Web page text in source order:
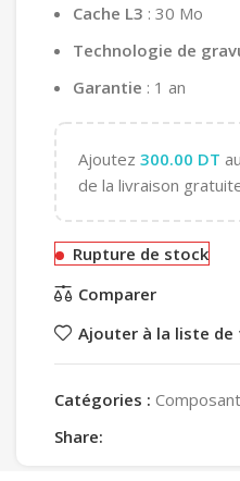
Cache L3 : 30 Mo
Technologie de
Garantie : 1 an
Ajoutez 300.00 DT
de la livraison
Rupture de stock
Comparer
Ajouter à la liste de
Catégories :
Share: